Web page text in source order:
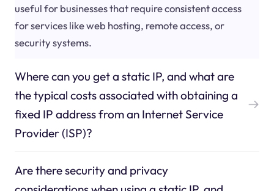
useful for businesses that require consistent access
for services like web hosting, remote access, or
security systems.
Where can you get a static IP, and what are
the typical costs associated with obtaining a
fixed IP address from an Internet Service
Provider (ISP)?
Are there security and privacy